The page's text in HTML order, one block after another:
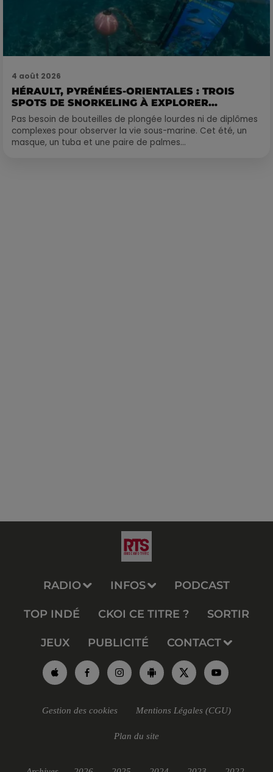
4 août 2026
HÉRAULT, PYRÉNÉES-ORIENTALES : TROIS
SPOTS DE SNORKELING À EXPLORER...
Pas besoin de bouteilles de plongée lourdes ni de diplômes
complexes pour observer la vie sous-marine. Cet été, un
masque, un tuba et une paire de palmes...
RADIO INFOS PODCAST
TOP INDÉ CKOI CE TITRE ? SORTIR
JEUX PUBLICITÉ CONTACT
Gestion des cookies Mentions Légales (CGU)
Plan du site